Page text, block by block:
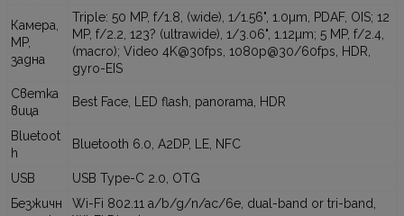
Камера,
MP,
задна
Triple: 50 MP, f/1.8, (wide), 1/1.56", 1.0µm, PDAF, OIS; 12
MP, f/2.2, 123? (ultrawide), 1/3.06", 1.12µm; 5 MP, f/2.4,
(macro); Video 4K@30fps, 1080p@30/60fps, HDR,
gyro-EIS
Светка
вица
Best Face, LED flash, panorama, HDR
Bluetoot
h
Bluetooth 6.0, A2DP, LE, NFC
USB
USB Type-C 2.0, OTG
Безжичн
Wi-Fi 802.11 a/b/g/n/ac/6e, dual-band or tri-band,